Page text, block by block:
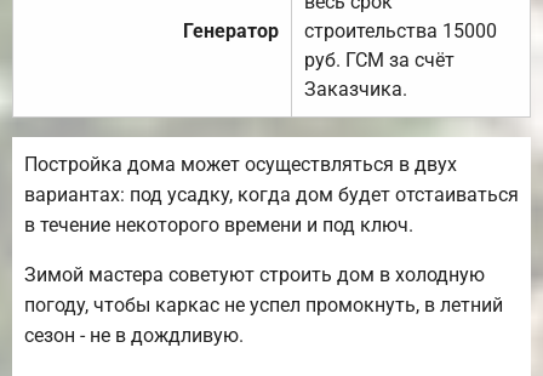
Генератор
строительства 15000
руб. ГСМ за счёт
Заказчика.
Постройка дома может осуществляться в двух
вариантах: под усадку, когда дом будет отстаиваться
в течение некоторого времени и под ключ.
Зимой мастера советуют строить дом в холодную
погоду, чтобы каркас не успел промокнуть, в летний
сезон - не в дождливую.